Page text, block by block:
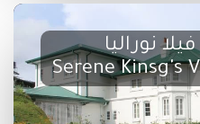
نوراليا
Serene Kinsg's